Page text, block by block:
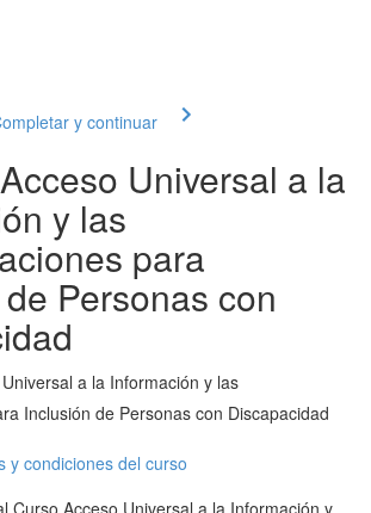
y continuar
Universal a la
y las
para
Personas con
a la Información y las
Inclusión de Personas con Discapacidad
y condiciones del curso
Curso Acceso Universal a la Información y